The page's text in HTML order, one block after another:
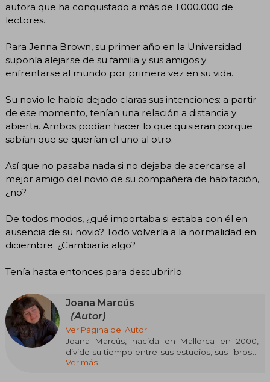
autora que ha conquistado a más de 1.000.000 de
lectores.
Para Jenna Brown, su primer año en la Universidad
suponía alejarse de su familia y sus amigos y
enfrentarse al mundo por primera vez en su vida.
Su novio le había dejado claras sus intenciones: a partir
de ese momento, tenían una relación a distancia y
abierta. Ambos podían hacer lo que quisieran porque
sabían que se querían el uno al otro.
Así que no pasaba nada si no dejaba de acercarse al
mejor amigo del novio de su compañera de habitación,
¿no?
De todos modos, ¿qué importaba si estaba con él en
ausencia de su novio? Todo volvería a la normalidad en
diciembre. ¿Cambiaría algo?
Tenía hasta entonces para descubrirlo.
Joana Marcús
(Autor)
Ver Página del Autor
Joana Marcús, nacida en Mallorca en 2000,
divide su tiempo entre sus estudios, sus libros y
sus mascotas. Desde pequeña supo que le
Ver más